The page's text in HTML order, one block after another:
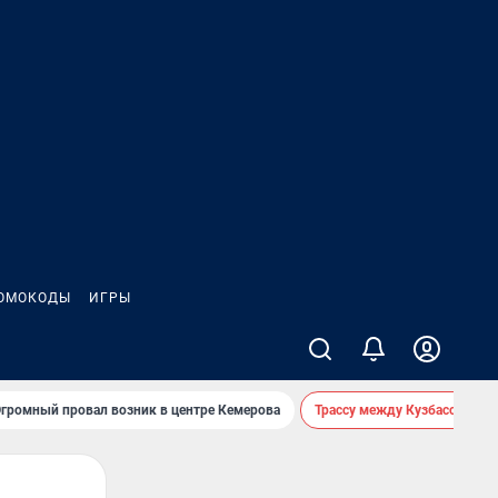
ИГРЫ
провал возник в центре Кемерова Трассу между Кузбассом и